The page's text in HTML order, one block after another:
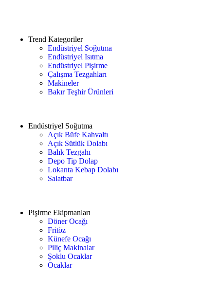
Trend Kategoriler
Endüstriyel Soğutma
Endüstriyel Isıtma
Endüstriyel Pişirme
Çalışma Tezgahları
Makineler
Bakır Teşhir Ürünleri
Endüstriyel Soğutma
Açık Büfe Kahvaltı
Açık Sütlük Dolabı
Balık Tezgahı
Depo Tip Dolap
Lokanta Kebap Dolabı
Salatbar
Pişirme Ekipmanları
Döner Ocağı
Fritöz
Künefe Ocağı
Piliç Makinalar
Şoklu Ocaklar
Ocaklar